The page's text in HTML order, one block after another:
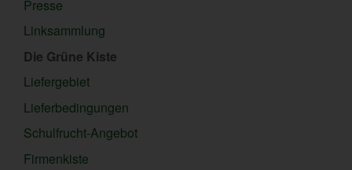
Presse
Linksammlung
Die Grüne Kiste
Liefergebiet
Lieferbedingungen
Schulfrucht-Angebot
Firmenkiste